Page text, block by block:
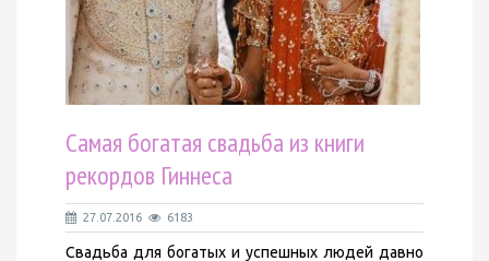
Самая богатая свадьба из книги
рекордов Гиннеса
27.07.2016 6183
Свадьба для богатых и успешных людей давно